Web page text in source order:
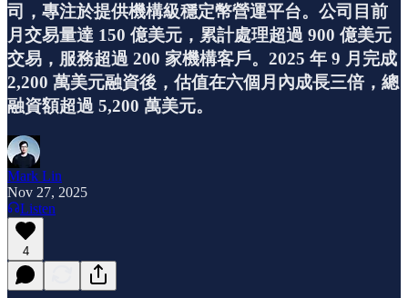
司，專注於提供機構級穩定幣營運平台。公司目前
月交易量達 150 億美元，累計處理超過 900 億美元
交易，服務超過 200 家機構客戶。2025 年 9 月完成
2,200 萬美元融資後，估值在六個月內成長三倍，總
融資額超過 5,200 萬美元。
Mark Lin
Nov 27, 2025
Listen
4